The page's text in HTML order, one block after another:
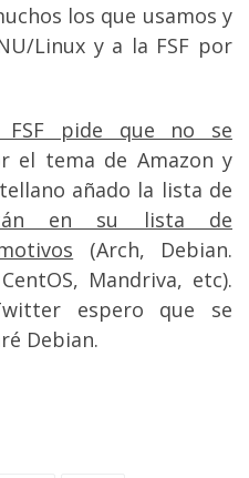
los que usamos y
Linux y a la FSF por
FSF pide que no se
el tema de Amazon y
añado la lista de
en su lista de
(Arch, Debian.
Mandriva, etc).
espero que se
Debian.